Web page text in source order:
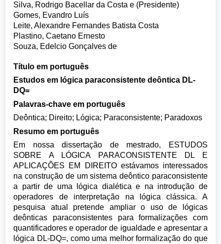
Silva, Rodrigo Bacellar da Costa e (Presidente)
Gomes, Evandro Luís
Leite, Alexandre Fernandes Batista Costa
Plastino, Caetano Ernesto
Souza, Edelcio Gonçalves de
Título em português
Estudos em lógica paraconsistente deôntica DL-
DQ=
Palavras-chave em português
Deôntica; Direito; Lógica; Paraconsistente; Paradoxos
Resumo em português
Em nossa dissertação de mestrado, ESTUDOS
SOBRE A LÓGICA PARACONSISTENTE DL E
APLICAÇÕES EM DIREITO estávamos interessados
na construção de um sistema deôntico paraconsistente
a partir de uma lógica dialética e na introdução de
operadores de interpretação na lógica clássica. A
pesquisa atual pretende ampliar o uso de lógicas
deônticas paraconsistentes para formalizações com
quantificadores e operador de igualdade e apresentar a
lógica DL-DQ=, como uma melhor formalização do que